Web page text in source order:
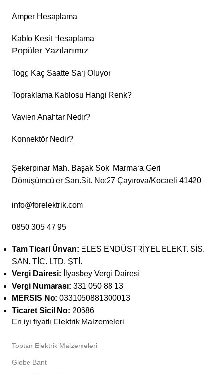
Amper Hesaplama
Kablo Kesit Hesaplama
Popüler Yazılarımız
Togg Kaç Saatte Sarj Oluyor
Topraklama Kablosu Hangi Renk?
Vavien Anahtar Nedir?
Konnektör Nedir?
Şekerpınar Mah. Başak Sok. Marmara Geri
Dönüşümcüler San.Sit. No:27 Çayırova/Kocaeli 41420
info@forelektrik.com
0850 305 47 95
Tam Ticari Ünvan: ELES ENDÜSTRİYEL ELEKT. SİS.
SAN. TİC. LTD. ŞTİ.
Vergi Dairesi: İlyasbey Vergi Dairesi
Vergi Numarası: 331 050 88 13
MERSİS No: 0331050881300013
Ticaret Sicil No: 20686
En iyi fiyatlı Elektrik Malzemeleri
Toptan Elektrik Malzemeleri
Globe Bant